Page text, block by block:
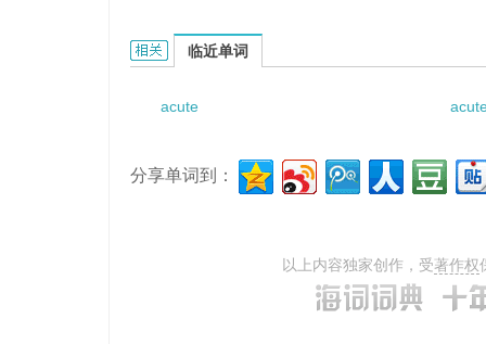
acute apex abscess的相关资料：
临近单词
acute
分享单词到：
以上内容独家创作，受著作权